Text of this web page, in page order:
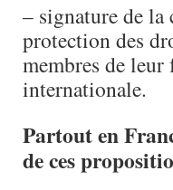
– signature de
protection des
membres de
internationale.
Partout en
de ces